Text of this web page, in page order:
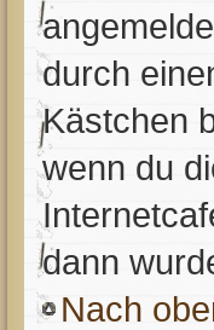
durch
Kästchen
wenn du
dann
Nach